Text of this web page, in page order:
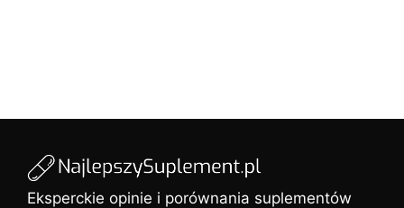
Eksperckie opinie i porównania suplementów